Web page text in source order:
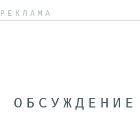
РЕКЛАМА
ОБСУЖДЕНИЕ